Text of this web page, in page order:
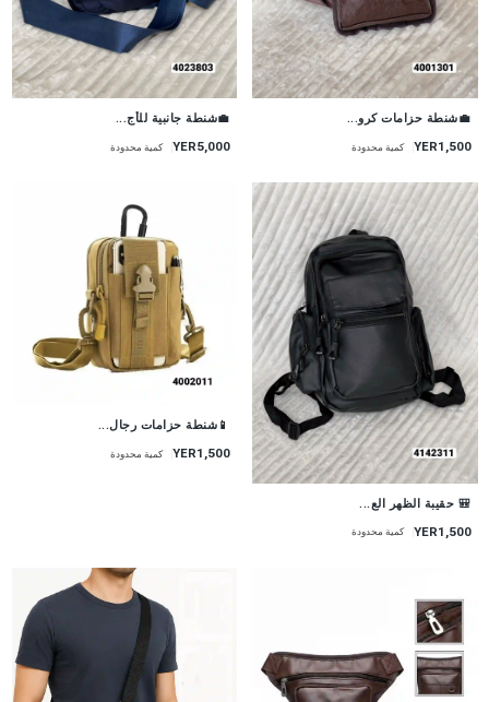
💼شنطة حزامات كرو...
YER1,500 كمية محدودة
💼شنطة جانبية للأج...
YER5,000 كمية محدودة
🎒 حقيبة الظهر الع...
YER1,500 كمية محدودة
📱شنطة حزامات رجال...
YER1,500 كمية محدودة